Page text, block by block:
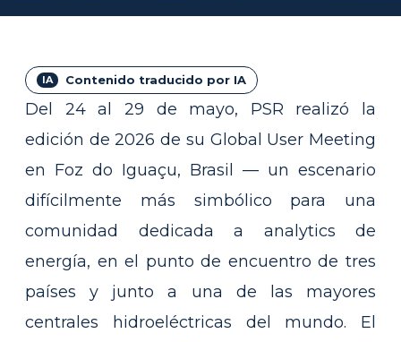
Contenido traducido por IA
Del 24 al 29 de mayo, PSR realizó la
edición de 2026 de su Global User Meeting
en Foz do Iguaçu, Brasil — un escenario
difícilmente más simbólico para una
comunidad dedicada a analytics de
energía, en el punto de encuentro de tres
países y junto a una de las mayores
centrales hidroeléctricas del mundo. El